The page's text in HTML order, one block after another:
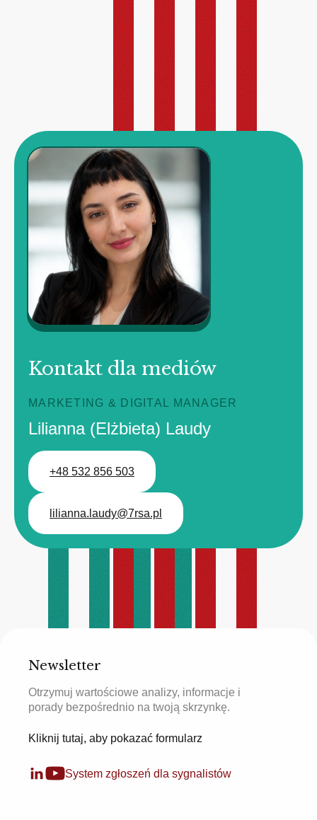
Kontakt dla mediów
MARKETING & DIGITAL MANAGER
Lilianna (Elżbieta) Laudy
+48 532 856 503
lilianna.laudy@7rsa.pl
Newsletter
Otrzymuj wartościowe analizy, informacje i
porady bezpośrednio na twoją skrzynkę.
Kliknij tutaj, aby pokazać formularz
System zgłoszeń dla sygnalistów